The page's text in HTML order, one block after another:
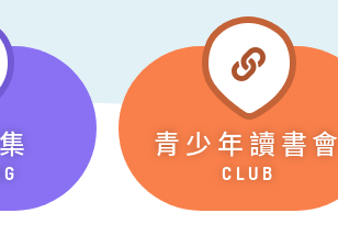
青少年讀書會
CLUB